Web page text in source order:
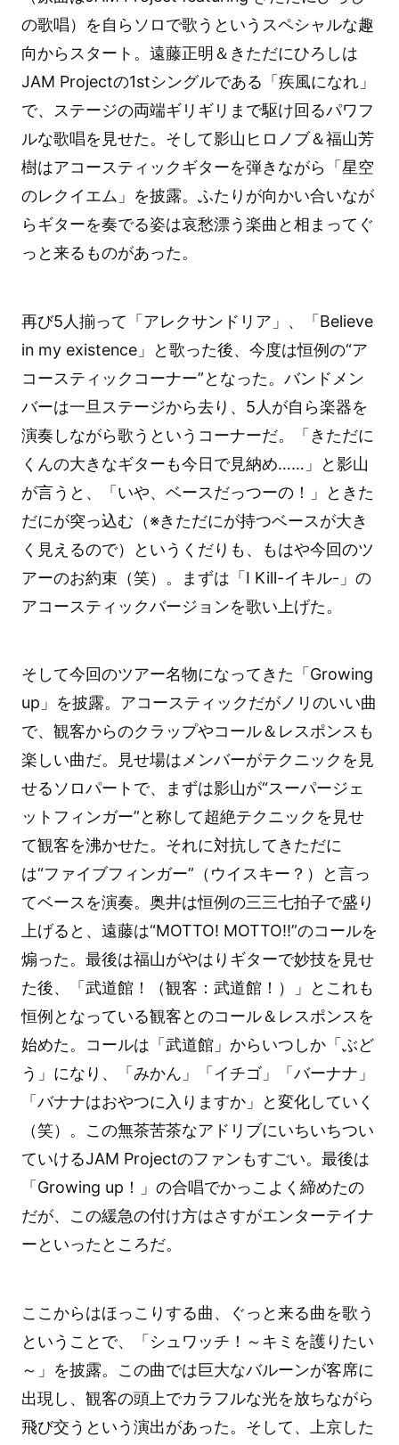
の歌唱）を自らソロで歌うというスペシャルな趣
向からスタート。遠藤正明＆きただにひろしは
JAM Projectの1stシングルである「疾風になれ」
で、ステージの両端ギリギリまで駆け回るパワフ
ルな歌唱を見せた。そして影山ヒロノブ＆福山芳
樹はアコースティックギターを弾きながら「星空
のレクイエム」を披露。ふたりが向かい合いなが
らギターを奏でる姿は哀愁漂う楽曲と相まってぐ
っと来るものがあった。
再び5人揃って「アレクサンドリア」、「Believe
in my existence」と歌った後、今度は恒例の“ア
コースティックコーナー”となった。バンドメン
バーは一旦ステージから去り、5人が自ら楽器を
演奏しながら歌うというコーナーだ。「きただに
くんの大きなギターも今日で見納め……」と影山
が言うと、「いや、ベースだっつーの！」ときた
だにが突っ込む（※きただにが持つベースが大き
く見えるので）というくだりも、もはや今回のツ
アーのお約束（笑）。まずは「I Kill-イキル-」の
アコースティックバージョンを歌い上げた。
そして今回のツアー名物になってきた「Growing
up」を披露。アコースティックだがノリのいい曲
で、観客からのクラップやコール＆レスポンスも
楽しい曲だ。見せ場はメンバーがテクニックを見
せるソロパートで、まずは影山が“スーパージェ
ットフィンガー”と称して超絶テクニックを見せ
て観客を沸かせた。それに対抗してきただに
は“ファイブフィンガー”（ウイスキー？）と言っ
てベースを演奏。奥井は恒例の三三七拍子で盛り
上げると、遠藤は“MOTTO! MOTTO!!”のコールを
煽った。最後は福山がやはりギターで妙技を見せ
た後、「武道館！（観客：武道館！）」とこれも
恒例となっている観客とのコール＆レスポンスを
始めた。コールは「武道館」からいつしか「ぶど
う」になり、「みかん」「イチゴ」「バーナナ」
「バナナはおやつに入りますか」と変化していく
（笑）。この無茶苦茶なアドリブにいちいちつい
ていけるJAM Projectのファンもすごい。最後は
「Growing up！」の合唱でかっこよく締めたの
だが、この緩急の付け方はさすがエンターテイナ
ーといったところだ。
ここからはほっこりする曲、ぐっと来る曲を歌う
ということで、「シュワッチ！～キミを護りたい
～」を披露。この曲では巨大なバルーンが客席に
出現し、観客の頭上でカラフルな光を放ちながら
飛び交うという演出があった。そして、上京した